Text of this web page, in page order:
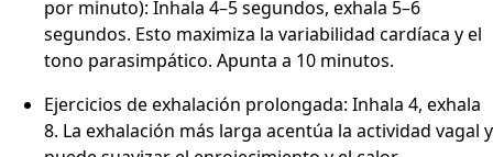
por minuto): Inhala 4–5 segundos, exhala 5–6
segundos. Esto maximiza la variabilidad cardíaca y el
tono parasimpático. Apunta a 10 minutos.
Ejercicios de exhalación prolongada: Inhala 4, exhala
8. La exhalación más larga acentúa la actividad vagal y